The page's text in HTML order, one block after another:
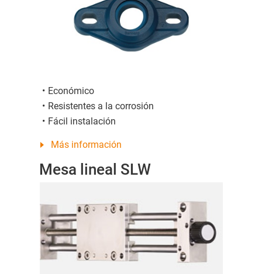
Económico
Resistentes a la corrosión
Fácil instalación
Más información
Mesa lineal SLW